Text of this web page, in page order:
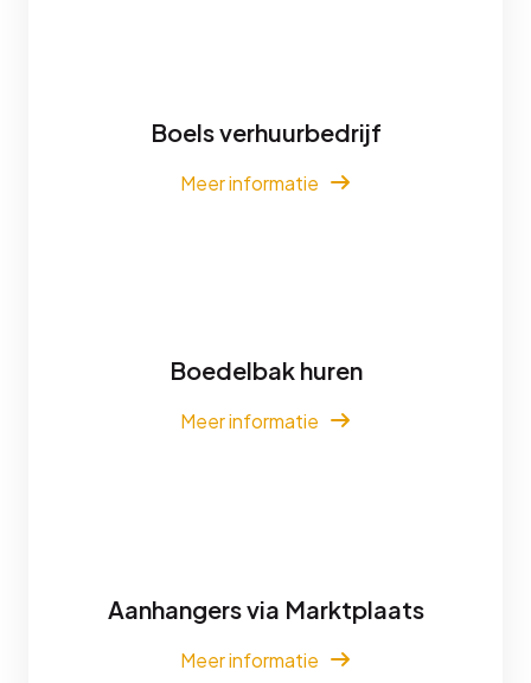
Boels verhuurbedrijf
Meer informatie
Boedelbak huren
Meer informatie
Aanhangers via Marktplaats
Meer informatie